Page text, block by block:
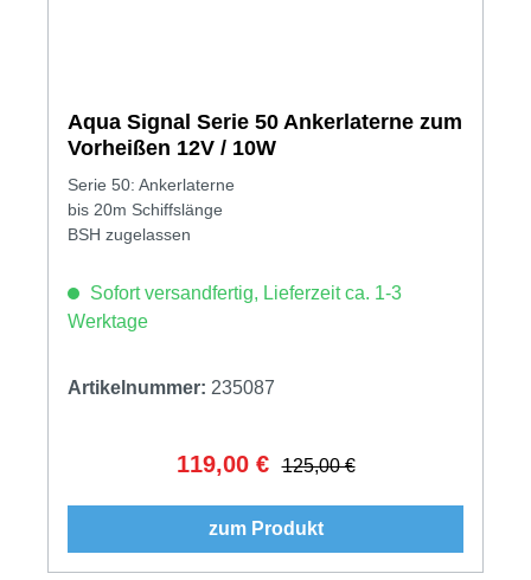
Aqua Signal Serie 50 Ankerlaterne zum
Vorheißen 12V / 10W
Serie 50: Ankerlaterne
bis 20m Schiffslänge
BSH zugelassen
Sofort versandfertig, Lieferzeit ca. 1-3
Werktage
Artikelnummer: 235087
Verkaufspreis:
119,00 € Regulärer Preis:
125,00 €
zum Produkt